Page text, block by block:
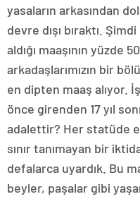
yasaların arkasından
devre dışı bıraktı.
aldığı maaşının yüzde
arkadaşlarımızın bir
en dipten maaş alıyor.
önce girenden 17 yıl
adalettir? Her statüde
sınır tanımayan bir
defalarca uyardık. Bu
beyler, paşalar gibi